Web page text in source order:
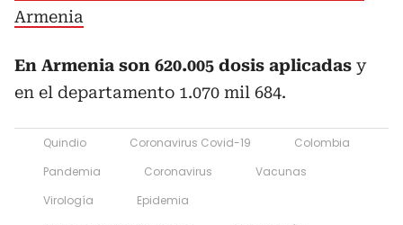
Armenia
En Armenia son 620.005 dosis aplicadas y
en el departamento 1.070 mil 684.
Quindio Coronavirus Covid-19
Colombia
Pandemia
Coronavirus
Vacunas
Virología
Epidemia